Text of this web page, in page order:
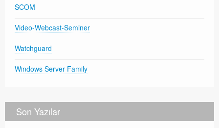
SCOM
Video-Webcast-Seminer
Watchguard
Windows Server Family
Son Yazılar